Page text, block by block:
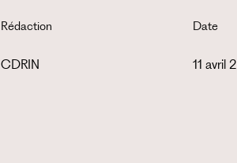
Rédaction
CDRIN
Date
11 avril